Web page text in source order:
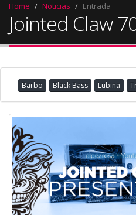
Home Noticias Entrada
Jointed Claw
Barbo Black Bass Lubina